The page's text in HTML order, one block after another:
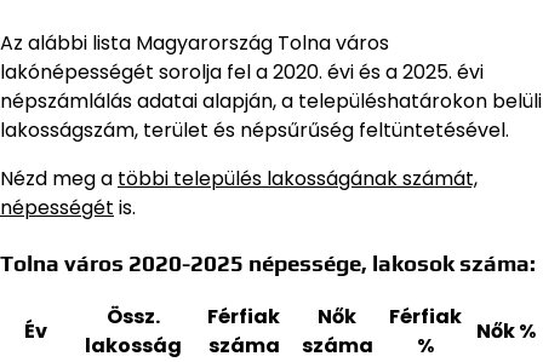
Az alábbi lista Magyarország Tolna város
lakónépességét sorolja fel a 2020. évi és a 2025. évi
népszámlálás adatai alapján,a településhatárokon belüli
lakosságszám, terület és népsűrűség feltüntetésével.
Nézd meg a többi település lakosságának számát,
népességét is.
Tolna város 2020-2025 népessége, lakosok száma:
Év
Össz.
lakosság
Férfiak
száma
Nők
száma
Férfiak
%
Nők %